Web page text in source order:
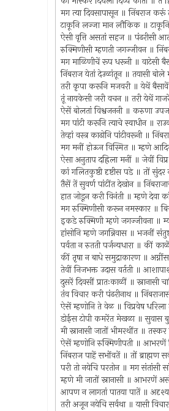
मग त्या दिवसापासून ॥ निंबराज
टाकूनि लज्जा मान लौकिक ॥
ऐसी वृत्ति असतां सहज ॥ पंढरीसी
रुक्मिणीसी म्हणती जगज्जीवन ॥
मग माळिणीचें रूप धरूनी ॥ वाटेसी
निंबराज येतां देउळांतून ॥ तयासी
तरी कृपा करूनि मजवरी ॥ येथें
तूं नायकेसी जरी वचन ॥ तरी येथें
ऐसें बोलतां विश्वजननी ॥ करुणा
मग पांटी करूनि त्याचे स्वाधीन ॥
तेव्हां वस्त्र काढोनि पांटीवरूनी ॥
मग मनीं होऊन विस्मित ॥ म्हणे
ऐसा अनुताप दह्रिला मनीं ॥ जेवीं
कां गलितकुष्ठी दृष्टीस पडे ॥ तों
तैसें तें सुवर्ण पांटींत देखोन ॥
हात जोडून करी विनंती ॥ म्हणे देवा
मग रुक्मिणीसी करून नमस्कार ॥
इकडे रुक्मिणी म्हणे जगज्जीवना ॥
हांसोनि म्हणे जगन्निवास ॥ भजनीं
पर्वता न रुतती पर्जन्यधारा ॥ कीं
कीं तृषा न बाधे समुद्राकारण ॥
तेवीं निजभक्त उदास वर्तती ॥
दुसरें दिवसीं प्रातःकाळीं ॥
तंव विचार करी पंढरीनाथ ॥
ऐसें म्हणोनि ते वेळ ॥ विप्रवेष
डोईस टोपी कमरेंत मेखळा ॥ सुवास
मी स्नानासी जातों भीमरथींत ॥
ऐसें म्हणोनि रुक्मिणीपती ॥ आभरणें
निंबराज पाहें सभोंवतें ॥ तों ब्राह्मण
परी तो नयेचि परतोन ॥ मग संतांसी
म्हणे मी जातों स्नानासी ॥ आभरणें
आपण न लागतां पातया पातें ॥ अदृश्य
तरी अजून नयेचि सर्वथा ॥ यासी